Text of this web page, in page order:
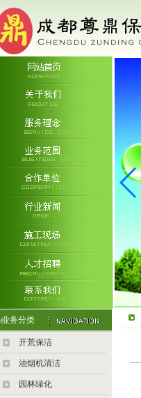
业务分类
开荒保洁
油烟机清洁
园林绿化